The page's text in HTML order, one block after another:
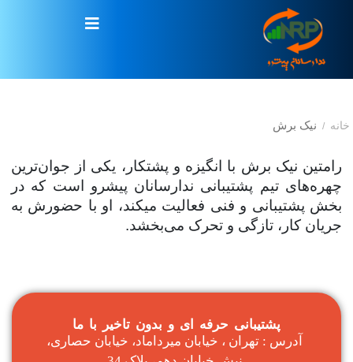
خانه / نیک برش
رامتین نیک برش با انگیزه و پشتکار، یکی از جوان‌ترین
چهره‌های تیم پشتیبانی ندارسانان پیشرو است که در
بخش پشتیبانی و فنی فعالیت میکند، او با حضورش به
جریان کار، تازگی و تحرک می‌بخشد.
پشتیبانی حرفه ای و بدون تاخیر با ما
آدرس : تهران ، خیابان میرداماد، خیابان حصاری،